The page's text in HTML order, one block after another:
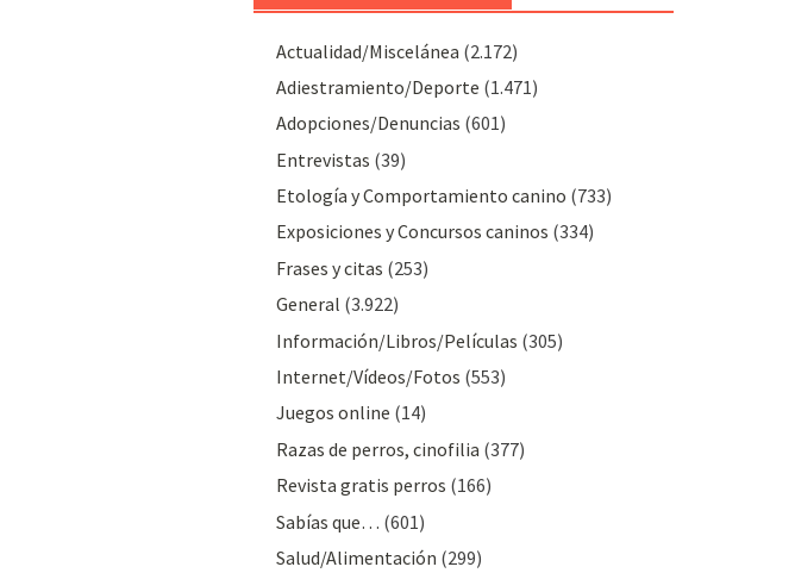
Actualidad/Miscelánea (2.172)
Adiestramiento/Deporte (1.471)
Adopciones/Denuncias (601)
Entrevistas (39)
Etología y Comportamiento canino (733)
Exposiciones y Concursos caninos (334)
Frases y citas (253)
General (3.922)
Información/Libros/Películas (305)
Internet/Vídeos/Fotos (553)
Juegos online (14)
Razas de perros, cinofilia (377)
Revista gratis perros (166)
Sabías que… (601)
Salud/Alimentación (299)